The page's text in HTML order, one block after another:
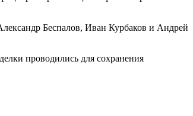
Беспалов, Иван Курбаков и Андрей
проводились для сохранения